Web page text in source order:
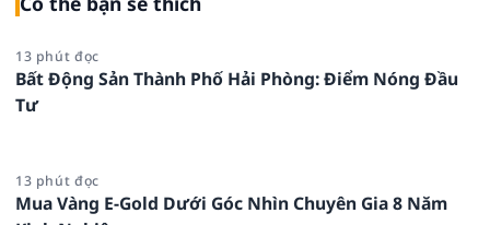
13 phút đọc
Bất Động Sản Thành Phố Hải Phòng: Điểm Nóng Đầu
Tư
13 phút đọc
Mua Vàng E-Gold Dưới Góc Nhìn Chuyên Gia 8 Năm